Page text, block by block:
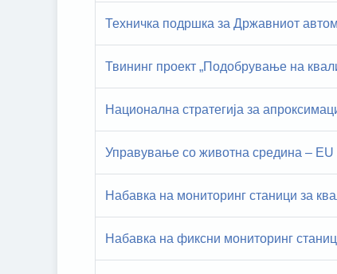
Техничка подршка за Државниот
Твининг проект „Подобрување на
Национална стратегија за
Управување со животна средина –
Набавка на мониторинг станици за
Набавка на фиксни мониторинг